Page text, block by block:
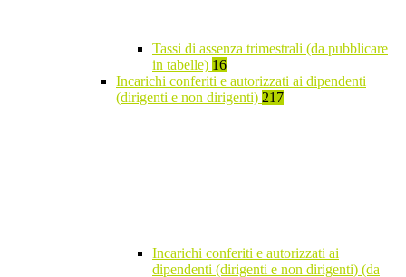
Tassi di assenza trimestrali (da pubblicare
in tabelle) 16
Incarichi conferiti e autorizzati ai dipendenti
(dirigenti e non dirigenti) 217
Incarichi conferiti e autorizzati ai
dipendenti (dirigenti e non dirigenti) (da